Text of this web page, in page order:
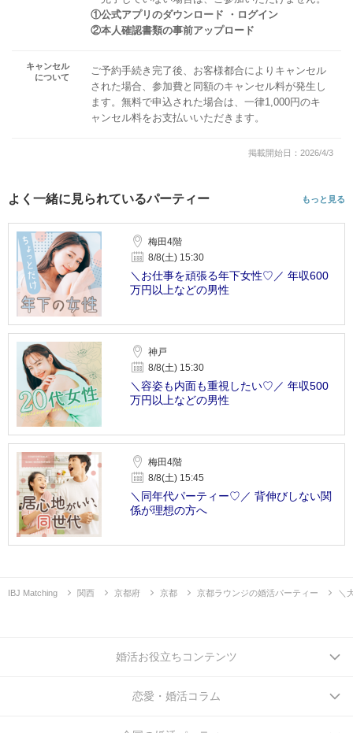
①公式アプリのダウンロード ・ログイン
②本人確認書類の事前アップロード
キャンセル
について
ご予約手続き完了後、お客様都合によりキャンセル
された場合、参加費と同額のキャンセル料が発生し
ます。無料で申込された場合は、一律1,000円のキ
ャンセル料をお支払いいただきます。
掲載開始日：2026/4/3
よく一緒に見られているパーティー もっと見る
梅田4階
8/8(土) 15:30
＼お仕事を頑張る年下女性♡／ 年収600
万円以上などの男性
神戸
8/8(土) 15:30
＼容姿も内面も重視したい♡／ 年収500
万円以上などの男性
梅田4階
8/8(土) 15:45
＼同年代パーティー♡／ 背伸びしない関
係が理想の方へ
IBJ Matching 関西 京都府 京都 京都ラウンジの婚活パーティー ＼
婚活お役立ちコンテンツ
恋愛・婚活コラム